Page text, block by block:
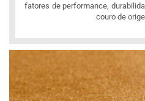
fatores de performance,
couro de